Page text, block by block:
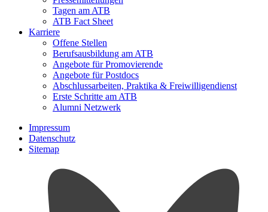
Tagen am ATB
ATB Fact Sheet
Karriere
Offene Stellen
Berufsausbildung am ATB
Angebote für Promovierende
Angebote für Postdocs
Abschlussarbeiten, Praktika & Freiwilligendienst
Erste Schritte am ATB
Alumni Netzwerk
Impressum
Datenschutz
Sitemap